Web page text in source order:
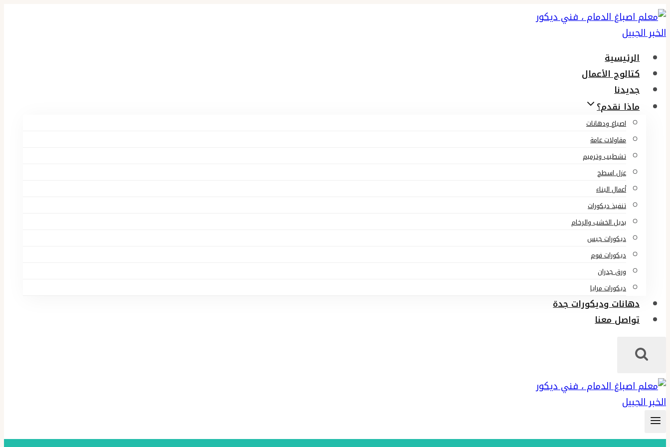
التجاوز
إلى
المحتوى
الرئيسية
كتالوج الأعمال
جديدنا
ماذا نقدم؟
اصباغ ودهانات
مقاولات عامة
تشطيب وترميم
عزل اسطح
أعمال البناء
تنفيذ ديكورات
بديل الخشب والرخام
ديكورات جبس
ديكورات فوم
ورق جدران
ديكورات مرايا
دهانات وديكورات جدة
تواصل معنا